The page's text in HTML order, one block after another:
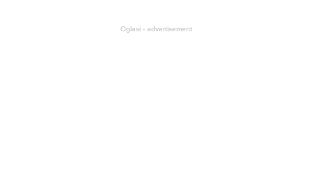
Oglasi - advertisement